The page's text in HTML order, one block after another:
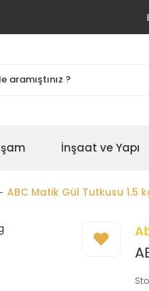
İnşaat ve Yapı
ABC Matik Gül Tutkusu 1.5